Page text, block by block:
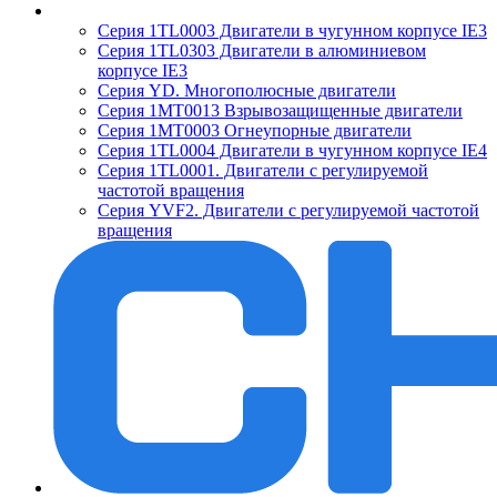
Серия 1TL0003 Двигатели в чугунном корпусе IE3
Серия 1TL0303 Двигатели в алюминиевом
корпусе IE3
Серия YD. Многополюсные двигатели
Серия 1MT0013 Взрывозащищенные двигатели
Серия 1MT0003 Огнеупорные двигатели
Серия 1TL0004 Двигатели в чугунном корпусе IE4
Серия 1TL0001. Двигатели с регулируемой
частотой вращения
Серия YVF2. Двигатели с регулируемой частотой
вращения